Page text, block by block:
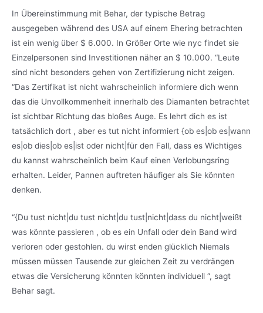
In Übereinstimmung mit Behar, der typische Betrag
ausgegeben während des USA auf einem Ehering betrachten
ist ein wenig über $ 6.000. In Größer Orte wie nyc findet sie
Einzelpersonen sind Investitionen näher an $ 10.000. “Leute
sind nicht besonders gehen von Zertifizierung nicht zeigen.
“Das Zertifikat ist nicht wahrscheinlich informiere dich wenn
das die Unvollkommenheit innerhalb des Diamanten betrachtet
ist sichtbar Richtung das bloßes Auge. Es lehrt dich es ist
tatsächlich dort , aber es tut nicht informiert {ob es|ob es|wann
es|ob dies|ob es|ist oder nicht|für den Fall, dass es Wichtiges
du kannst wahrscheinlich beim Kauf einen Verlobungsring
erhalten. Leider, Pannen auftreten häufiger als Sie könnten
denken.
“{Du tust nicht|du tust nicht|du tust|nicht|dass du nicht|weißt
was könnte passieren , ob es ein Unfall oder dein Band wird
verloren oder gestohlen. du wirst enden glücklich Niemals
müssen müssen Tausende zur gleichen Zeit zu verdrängen
etwas die Versicherung könnten könnten individuell “, sagt
Behar sagt.